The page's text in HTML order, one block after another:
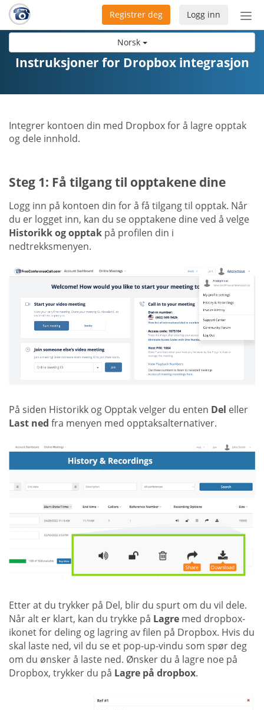
Norsk
Bytt
Logg inn
Registrer deg
Instruksjoner for Dropbox integrasjon
Integrer kontoen din med Dropbox for å lagre opptak
og dele innhold.
Steg 1: Få tilgang til opptakene dine
Logg inn på kontoen din for å få tilgang til opptak. Når
du er logget inn, kan du se opptakene dine ved å velge
Historikk og opptak på profilen din i
nedtrekksmenyen.
På siden Historikk og Opptak velger du enten Del eller
Last ned fra menyen med opptaksalternativer.
Etter at du trykker på Del, blir du spurt om du vil dele.
Når alt er klart, kan du trykke på Lagre med dropbox-
ikonet for deling og lagring av filen på Dropbox. Hvis du
skal laste ned, vil du se et pop-up-vindu som spør deg
om du ønsker å laste ned. Ønsker du å lagre noe på
Dropbox, trykker du på Lagre på dropbox.